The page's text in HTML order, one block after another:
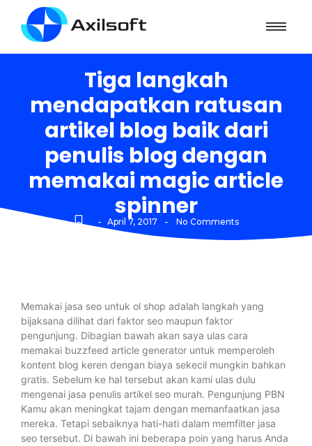
Tiga langkah
mendapatkan ratusan
artikel blog baik dari
penulis blog dengan
memakai magic article
spinner
- April 7, 2017 - No Comments
Memakai jasa seo untuk ol shop adalah langkah yang
bijaksana dilihat dari faktor seo maupun faktor
pengunjung. Dibagian bawah akan saya ulas cara
memakai buzzfeed article generator untuk memperoleh
kontent blog keren dengan biaya sekecil mungkin bahkan
gratis. Sebelum ke hal tersebut akan kami ulas dulu
mengenai jasa penulis artikel seo murah. Pengunjung PBN
Kamu akan meningkat tajam dengan memanfaatkan jasa
mereka. Tetapi sebaiknya hati-hati dalam memfilter jasa
seo tersebut. Di bawah ini beberapa poin yang harus Anda